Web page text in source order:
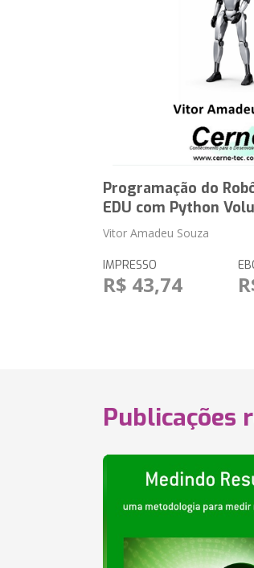
Programação do
EDU com Python
Vitor Amadeu Souza
IMPRESSO
R$ 43,74
Publicações